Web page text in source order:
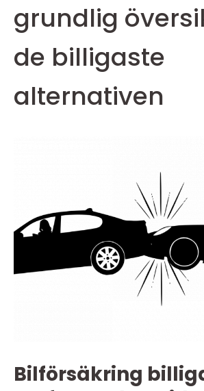
grundlig
de billigaste
alternativen
Bilförsäkring